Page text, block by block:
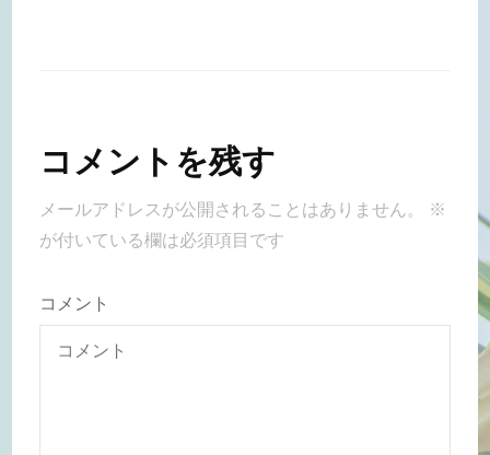
コメントを残す
メールアドレスが公開されることはありません。
※
が付いている欄は必須項目です
コメント